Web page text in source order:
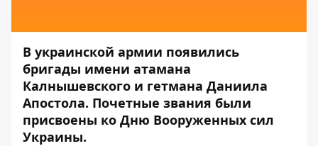
В украинской армии появились
бригады имени атамана
Калнышевского и гетмана Даниила
Апостола. Почетные звания были
присвоены ко Дню Вооруженных сил
Украины.